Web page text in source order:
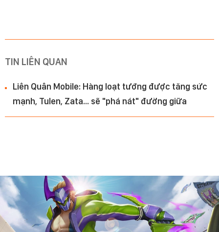
TIN LIÊN QUAN
Liên Quân Mobile: Hàng loạt tướng được tăng sức
mạnh, Tulen, Zata... sẽ "phá nát" đường giữa